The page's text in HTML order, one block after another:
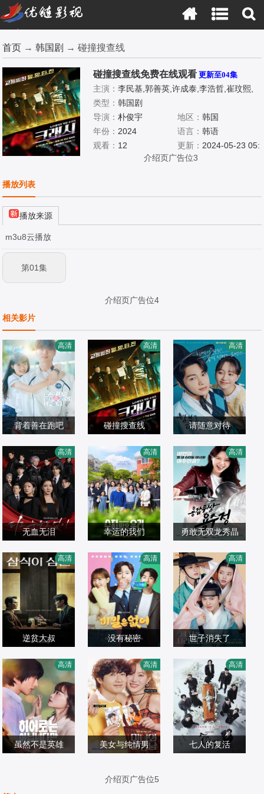
首页 →韩国剧 → 碰撞搜查线
碰撞搜查线免费在线观看 更新至04集
主演：李民基,郭善英,许成泰,李浩哲,崔玟熙,
白贤镇,刘承睦,李娜恩
类型：韩国剧
导演：朴俊宇 地区： 韩国
年份： 2024 语言： 韩语
观看： 12 更新： 2024-05-23 05:
55:50
介绍页广告位3
播放列表
播放来源
m3u8云播放
第01集
介绍页广告位4
相关影片
背着善在跑吧
建熙,李承?
韩国剧
2024/韩国
高清
碰撞搜查线
成泰,李浩哲,崔玟
熙,白贤镇,刘承睦,
李娜恩
韩国剧
2024/韩国
高清
请随意对待
宗玉
韩国剧
2024/韩国
高清
无血无泪
彰锡,张世铉,郑灿,
刘泰雄,金艺玲,杨
慧珍,郑惠先,郑秀
英,朴信友,玄哲
浩,???,李应敬,朴
韩国剧
2024/韩国
高清
幸运的我们
贤庆,姜星,申正允,
鲜于在德,金姬贞,
尹多勋,赵美玲,徐
权顺,任豪,???
韩国剧
2024/韩国
高清
勇敢无双龙秀晶
华焕,林珠恩
韩国剧
2024/韩国
高清
逆贫大叔
奎炯,秦基周,徐现
宇,吴光禄,吴承勋,
金敏载,卢在元,柳
泰浩,李玄均,具成
焕,李浩石,金律豪,
韩国剧
2024/韩国
高清
没有秘密
钟赫
韩国剧
2024/韩国
高清
世子消失了
世彬,金周宪,金?
奎,???,全镇吾,车
光洙,金瑟镇
韩国剧
2024/韩国
高清
虽然不是英雄
高清
美女与纯情男
韩国剧
高清
七人的复活
高清
介绍页广告位5